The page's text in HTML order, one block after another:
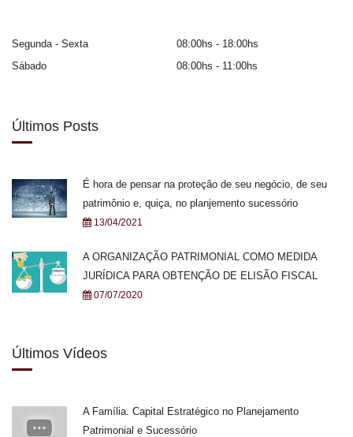
Segunda - Sexta
08:00hs - 18:00hs
Sábado
08:00hs - 11:00hs
Últimos Posts
É hora de pensar na proteção de seu negócio, de seu
patrimônio e, quiça, no planjemento sucessório
13/04/2021
A ORGANIZAÇÃO PATRIMONIAL COMO MEDIDA
JURÍDICA PARA OBTENÇÃO DE ELISÃO FISCAL
07/07/2020
Últimos Vídeos
A Família. Capital Estratégico no Planejamento
Patrimonial e Sucessório